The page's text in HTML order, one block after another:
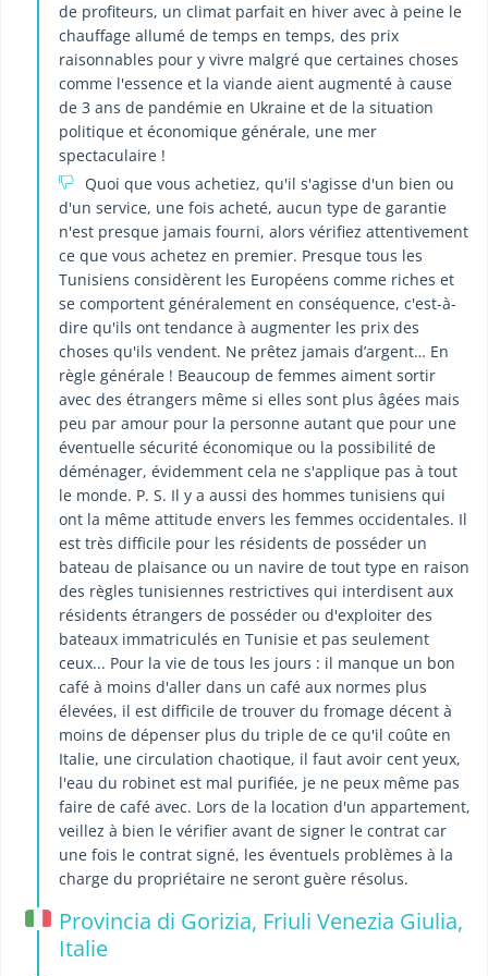
de profiteurs, un climat parfait en hiver avec à peine le
chauffage allumé de temps en temps, des prix
raisonnables pour y vivre malgré que certaines choses
comme l'essence et la viande aient augmenté à cause
de 3 ans de pandémie en Ukraine et de la situation
politique et économique générale, une mer
spectaculaire !
Quoi que vous achetiez, qu'il s'agisse d'un bien ou
d'un service, une fois acheté, aucun type de garantie
n'est presque jamais fourni, alors vérifiez attentivement
ce que vous achetez en premier. Presque tous les
Tunisiens considèrent les Européens comme riches et
se comportent généralement en conséquence, c'est-à-
dire qu'ils ont tendance à augmenter les prix des
choses qu'ils vendent. Ne prêtez jamais d’argent… En
règle générale ! Beaucoup de femmes aiment sortir
avec des étrangers même si elles sont plus âgées mais
peu par amour pour la personne autant que pour une
éventuelle sécurité économique ou la possibilité de
déménager, évidemment cela ne s'applique pas à tout
le monde. P. S. Il y a aussi des hommes tunisiens qui
ont la même attitude envers les femmes occidentales. Il
est très difficile pour les résidents de posséder un
bateau de plaisance ou un navire de tout type en raison
des règles tunisiennes restrictives qui interdisent aux
résidents étrangers de posséder ou d'exploiter des
bateaux immatriculés en Tunisie et pas seulement
ceux... Pour la vie de tous les jours : il manque un bon
café à moins d'aller dans un café aux normes plus
élevées, il est difficile de trouver du fromage décent à
moins de dépenser plus du triple de ce qu'il coûte en
Italie, une circulation chaotique, il faut avoir cent yeux,
l'eau du robinet est mal purifiée, je ne peux même pas
faire de café avec. Lors de la location d'un appartement,
veillez à bien le vérifier avant de signer le contrat car
une fois le contrat signé, les éventuels problèmes à la
charge du propriétaire ne seront guère résolus.
Provincia di Gorizia, Friuli Venezia Giulia,
Italie